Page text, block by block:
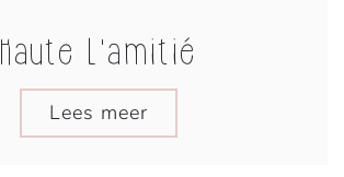
Haute L'amitié
Lees meer